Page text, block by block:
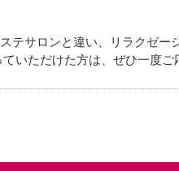
テサロンと違い、リラクゼ
いただけた方は、ぜひ一度ご